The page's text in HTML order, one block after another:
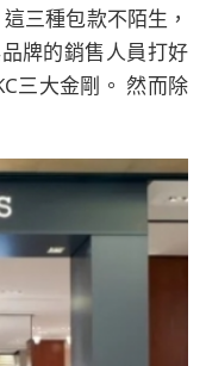
三種包款不陌生，
牌的銷售人員打好
三大金剛。 然而除
無二的設計，精品